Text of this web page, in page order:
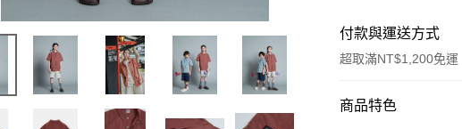
付款與運送方式
超取滿NT$1,200免運
付款方式
商品特色